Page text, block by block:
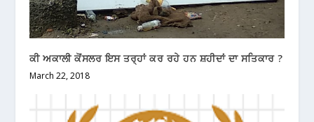
ਕੀ ਅਕਾਲੀ ਕੋਂਸਲਰ ਇਸ ਤਰ੍ਹਾਂ ਕਰ ਰਹੇ ਹਨ ਸ਼ਹੀਦਾਂ ਦਾ ਸਤਿਕਾਰ ?
March 22, 2018